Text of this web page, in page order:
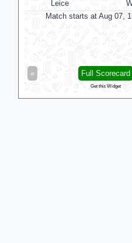
Leice
Match starts at Aug 07,
« Full Scorecard
Get this Widget